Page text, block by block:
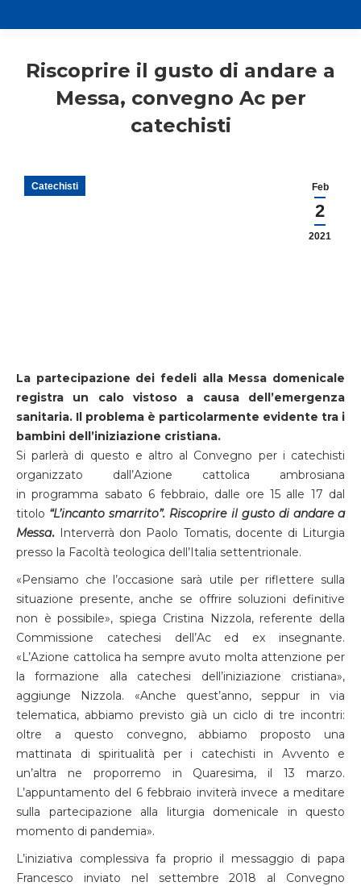
Riscoprire il gusto di andare a
Messa, convegno Ac per
catechisti
Feb
2
2021
Catechisti
La partecipazione dei fedeli alla Messa domenicale
registra un calo vistoso a causa dell’emergenza
sanitaria. Il problema è particolarmente evidente tra i
bambini dell’iniziazione cristiana.
Si parlerà di questo e altro al Convegno per i catechisti
organizzato dall’Azione cattolica ambrosiana
in programma sabato 6 febbraio, dalle ore 15 alle 17 dal
titolo “L’incanto smarrito”. Riscoprire il gusto di andare a
Messa. Interverrà don Paolo Tomatis, docente di Liturgia
presso la Facoltà teologica dell’Italia settentrionale.
«Pensiamo che l’occasione sarà utile per riflettere sulla
situazione presente, anche se offrire soluzioni definitive
non è possibile», spiega Cristina Nizzola, referente della
Commissione catechesi dell’Ac ed ex insegnante.
«L’Azione cattolica ha sempre avuto molta attenzione per
la formazione alla catechesi dell’iniziazione cristiana»,
aggiunge Nizzola. «Anche quest’anno, seppur in via
telematica, abbiamo previsto già un ciclo di tre incontri:
oltre a questo convegno, abbiamo proposto una
mattinata di spiritualità per i catechisti in Avvento e
un’altra ne proporremo in Quaresima, il 13 marzo.
L’appuntamento del 6 febbraio inviterà invece a meditare
sulla partecipazione alla liturgia domenicale in questo
momento di pandemia».
L’iniziativa complessiva fa proprio il messaggio di papa
Francesco inviato nel settembre 2018 al Convegno